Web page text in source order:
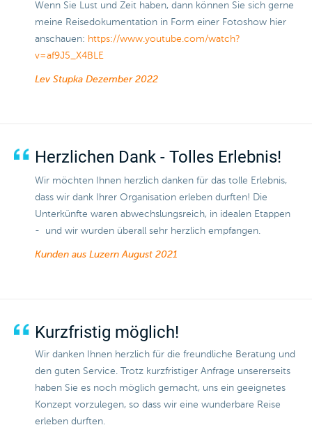
Wenn Sie Lust und Zeit haben, dann können Sie sich gerne
meine Reisedokumentation in Form einer Fotoshow hier
anschauen: https://www.youtube.com/watch?
v=af9J5_X4BLE
Lev Stupka Dezember 2022
Herzlichen Dank - Tolles Erlebnis!
Wir möchten Ihnen herzlich danken für das tolle Erlebnis,
dass wir dank Ihrer Organisation erleben durften! Die
Unterkünfte waren abwechslungsreich, in idealen Etappen
- und wir wurden überall sehr herzlich empfangen.
Kunden aus LuzernAugust 2021
Kurzfristig möglich!
Wir danken Ihnen herzlich für die freundliche Beratung und
den guten Service. Trotz kurzfristiger Anfrage unsererseits
haben Sie es noch möglich gemacht, uns ein geeignetes
Konzept vorzulegen, so dass wir eine wunderbare Reise
erleben durften.